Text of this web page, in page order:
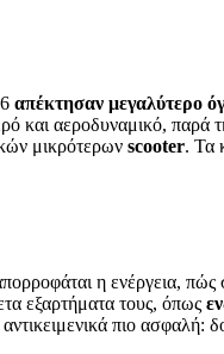
απέκτησαν μεγαλύτερο
και αεροδυναμικό,
μικρότερων scooter. Τα
η ενέργεια, πώς
εξαρτήματα τους, όπως
πιο ασφαλή: